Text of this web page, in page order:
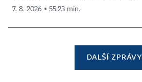
7. 8. 2026 ▪ 55:23 min.
DALŠÍ ZPRÁVY